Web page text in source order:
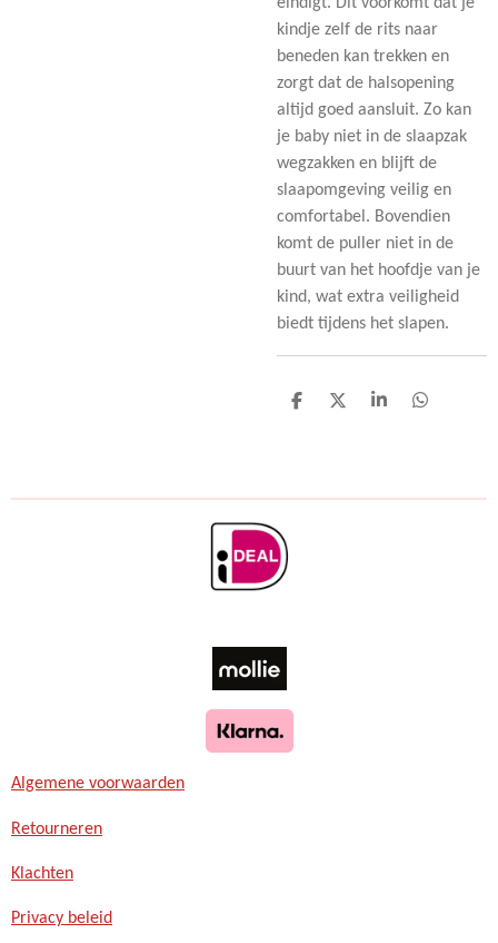
kindje zelf de rits naar
beneden kan trekken en
zorgt dat de halsopening
altijd goed aansluit. Zo kan
je baby niet in de slaapzak
wegzakken en blijft de
slaapomgeving veilig en
comfortabel. Bovendien
komt de puller niet in de
buurt van het hoofdje van je
kind, wat extra veiligheid
biedt tijdens het slapen.
D
D
S
D
Algemene voorwaarden
Retourneren
Klachten
Privacy beleid